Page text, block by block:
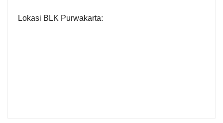
Lokasi BLK Purwakarta: